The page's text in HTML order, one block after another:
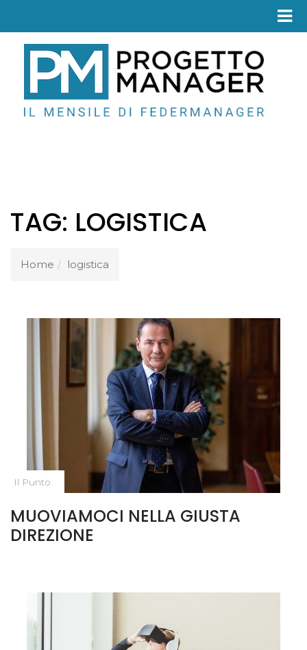
TAG: LOGISTICA
Home logistica
Il Punto
MUOVIAMOCI NELLA GIUSTA
DIREZIONE